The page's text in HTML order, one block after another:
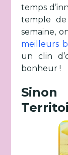
temps
temple
semaine,
meilleurs
un clin
bonheur !